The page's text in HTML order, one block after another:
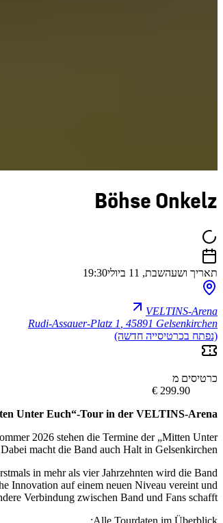
Böhse Onkelz
תאריך ושעהשבת, 11 ביולי 19:30
VELTINS-Arena
Rudi-Assauer-Platz 1 45891 Gelsenkirchen
(נפתח בכרטיסייה חדשה)
כרטיסים מ
Unter Euch“-Tour in der VELTINS-Arena
2026 stehen die Termine der „Mitten Unter
macht die Band auch Halt in Gelsenkirchen.
in mehr als vier Jahrzehnten wird die Band
Innovation auf einem neuen Niveau vereint und
Verbindung zwischen Band und Fans schafft.
Alle Tourdaten im Überblick: